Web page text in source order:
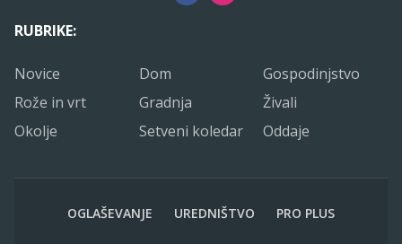
RUBRIKE:
Novice Dom
Gospodinjstvo
Rože in vrt
Gradnja
Živali
Okolje
Setveni koledar Oddaje
OGLAŠEVANJE UREDNIŠTVO PRO PLUS